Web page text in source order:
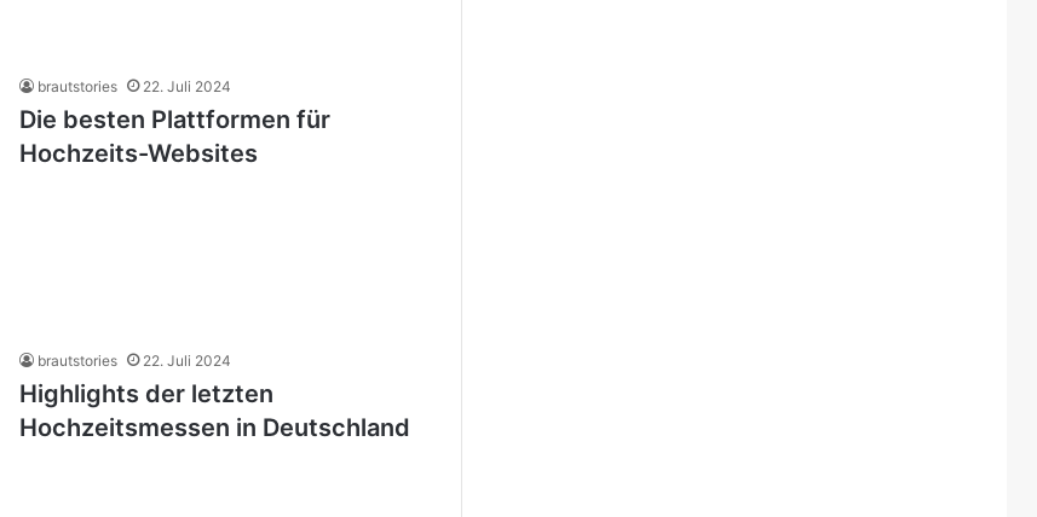
brautstories 22. Juli 2024
Die besten Plattformen für
Hochzeits-Websites
brautstories 22. Juli 2024
Highlights der letzten
Hochzeitsmessen in Deutschland